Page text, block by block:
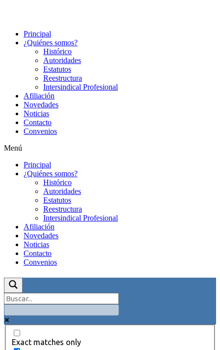
Principal
¿Quiénes somos?
Histórico
Autoridades
Estatutos
Reestructura
Intersindical Profesional
Afiliación
Novedades
Noticias
Contacto
Convenios
Menú
Principal
¿Quiénes somos?
Histórico
Autoridades
Estatutos
Reestructura
Intersindical Profesional
Afiliación
Novedades
Noticias
Contacto
Convenios
Exact matches only